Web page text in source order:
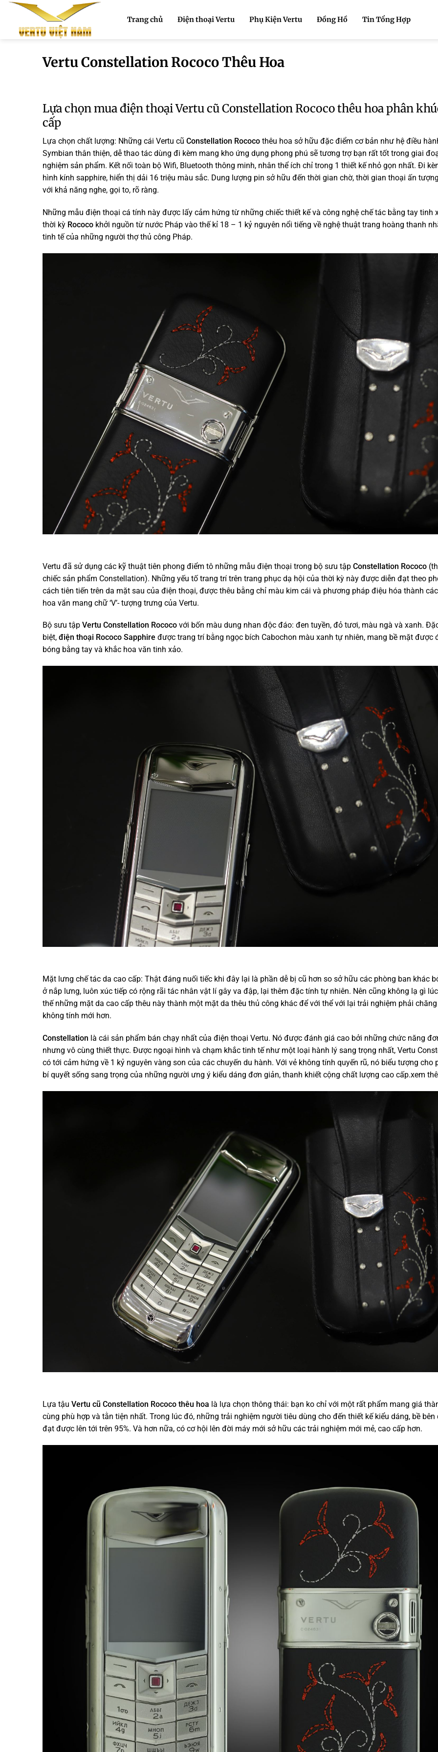
Trang chủ Điện thoại Vertu Phụ Kiện Vertu Đồng Hồ Tin Tổng Hợp
Vertu Constellation Rococo Thêu Hoa
Lựa chọn mua điện thoại Vertu cũ Constellation Rococo thêu hoa phân
cấp
Lựa chọn chất lượng: Những cái Vertu cũ Constellation Rococo thêu hoa sở hữu đặc điểm cơ bản như hệ điều
Symbian thân thiện, dễ thao tác dùng đi kèm mang kho ứng dụng phong phú sẽ tương trợ bạn rất tốt trong giai
nghiệm sản phẩm. Kết nối toàn bộ Wifi, Bluetooth thông minh, nhân thể ích chỉ trong 1 thiết kế nhỏ gọn nhất. Đi
hình kính sapphire, hiển thị dải 16 triệu màu sắc. Dung lượng pin sở hữu đến thời gian chờ, thời gian thoại ấn
với khả năng nghe, gọi to, rõ ràng.
Những mẫu điện thoại cá tính này được lấy cảm hứng từ những chiếc thiết kế và công nghệ chế tác bằng tay tinh
thời kỳ Rococo khởi nguồn từ nước Pháp vào thế kỉ 18 – 1 kỷ nguyên nổi tiếng về nghệ thuật trang hoàng thanh
tinh tế của những người thợ thủ công Pháp.
Vertu đã sử dụng các kỹ thuật tiên phong điểm tô những mẫu điện thoại trong bộ sưu tập Constellation Rococo
chiếc sản phẩm Constellation). Những yếu tố trang trí trên trang phục dạ hội của thời kỳ này được diễn đạt theo
cách tiên tiến trên da mặt sau của điện thoại, được thêu bằng chỉ màu kim cái và phương pháp điệu hóa thành
hoa văn mang chữ ‘V’- tượng trưng của Vertu.
Bộ sưu tập Vertu Constellation Rococo với bốn màu dung nhan độc đáo: đen tuyền, đỏ tươi, màu ngà và xanh.
biệt, điện thoại Rococo Sapphire được trang trí bằng ngọc bích Cabochon màu xanh tự nhiên, mang bề mặt được
bóng bằng tay và khắc hoa văn tinh xảo.
Mặt lưng chế tác da cao cấp: Thật đáng nuối tiếc khi đây lại là phần dễ bị cũ hơn so sở hữu các phòng ban khác
ở nắp lưng, luôn xúc tiếp có rộng rãi tác nhân vật lí gây va đập, lại thêm đặc tính tự nhiên. Nên cũng không lạ gì
thế những mặt da cao cấp thêu này thành một mặt da thêu thủ công khác để với thể với lại trải nghiệm phải chăng
không tính mới hơn.
Constellation là cái sản phẩm bán chạy nhất của điện thoại Vertu. Nó được đánh giá cao bởi những chức năng
nhưng vô cùng thiết thực. Được ngoại hình và chạm khắc tinh tế như một loại hành lý sang trọng nhất, Vertu
có tới cảm hứng về 1 kỷ nguyên vàng son của các chuyến du hành. Với vẻ không tính quyến rũ, nó biểu tượng cho
bí quyết sống sang trọng của những người ưng ý kiểu dáng đơn giản, thanh khiết cộng chất lượng cao cấp.xem
Lựa tậu Vertu cũ Constellation Rococo thêu hoa là lựa chọn thông thái: bạn ko chỉ với một rất phẩm mang giá
cùng phù hợp và tằn tiện nhất. Trong lúc đó, những trải nghiệm người tiêu dùng cho đến thiết kế kiểu dáng, bề bên
đạt được lên tới trên 95%. Và hơn nữa, có cơ hội lên đời máy mới sở hữu các trải nghiệm mới mẻ, cao cấp hơn.